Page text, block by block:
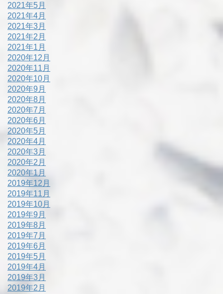
2021年5月
2021年4月
2021年3月
2021年2月
2021年1月
2020年12月
2020年11月
2020年10月
2020年9月
2020年8月
2020年7月
2020年6月
2020年5月
2020年4月
2020年3月
2020年2月
2020年1月
2019年12月
2019年11月
2019年10月
2019年9月
2019年8月
2019年7月
2019年6月
2019年5月
2019年4月
2019年3月
2019年2月